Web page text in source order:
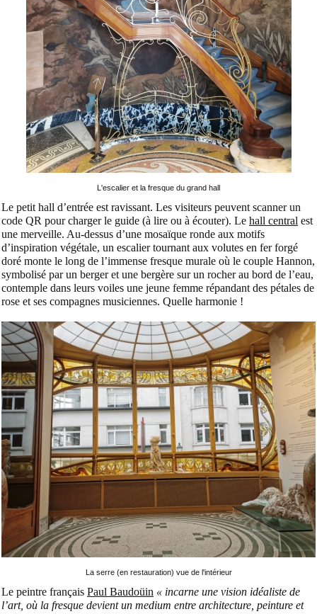
L'escalier et la fresque du grand hall
Le petit hall d’entrée est ravissant. Les visiteurs peuvent scanner un
code QR pour charger le guide (à lire ou à écouter). Le hall central est
une merveille. Au-dessus d’une mosaïque ronde aux motifs
d’inspiration végétale, un escalier tournant aux volutes en fer forgé
doré monte le long de l’immense fresque murale où le couple Hannon,
symbolisé par un berger et une bergère sur un rocher au bord de l’eau,
contemple dans leurs voiles une jeune femme répandant des pétales de
rose et ses compagnes musiciennes. Quelle harmonie !
La serre (en restauration) vue de l'intérieur
Le peintre français Paul Baudoüin « incarne une vision idéaliste de
l’art, où la fresque devient un medium entre architecture, peinture et